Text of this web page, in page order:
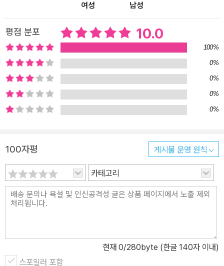
여성
남성
평점 분포 10.0
100%
0%
0%
0%
0%
100자평 게시물 운영 원칙
카테고리
현재 0/280byte (한글 140자 이내)
스포일러 포함